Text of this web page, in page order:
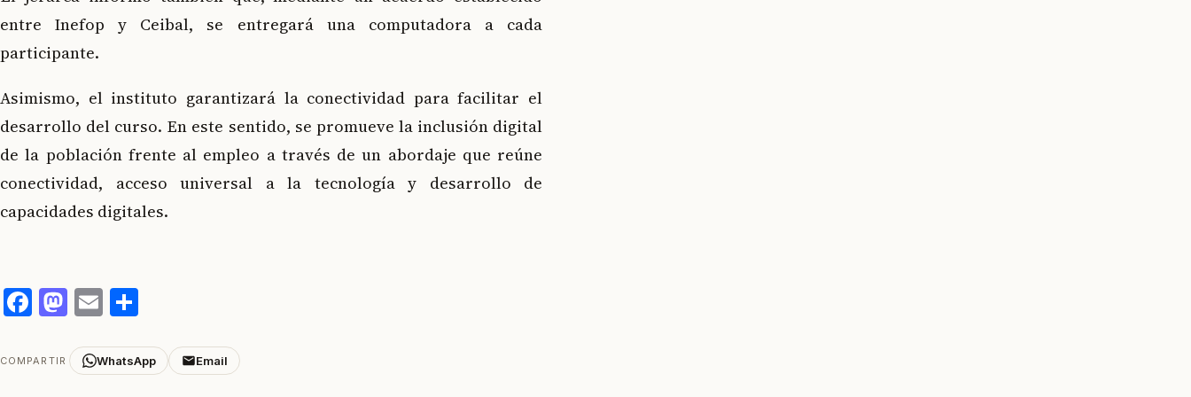
entre Inefop y Ceibal, se entregará una computadora a cada
participante.
Asimismo, el instituto garantizará la conectividad para facilitar el
desarrollo del curso. En este sentido, se promueve la inclusión digital
de la población frente al empleo a través de un abordaje que reúne
conectividad, acceso universal a la tecnología y desarrollo de
capacidades digitales.
Facebook
Mastodon
Email
COMPARTIR WhatsApp Email